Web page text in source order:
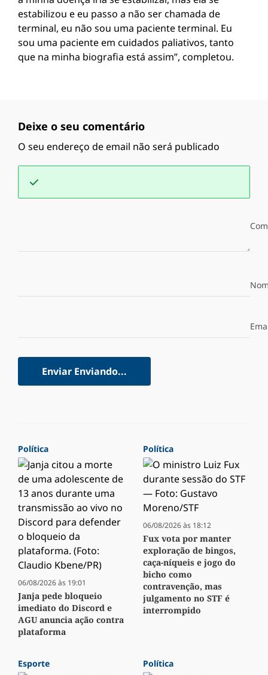
estabilizou e eu passo a não ser chamada de
terminal, eu não sou uma paciente terminal. Eu
sou uma paciente em cuidados paliativos, tanto
que na minha biografia está assim”, completou.
Deixe o seu comentário
O seu endereço de email não será publicado
Enviar Enviando...
Política
06/08/2026 às 19:01
Janja pede bloqueio
imediato do Discord e
AGU anuncia ação contra
plataforma
Política
06/08/2026 às 18:12
Fux vota por manter
exploração de bingos,
caça-níqueis e jogo do
bicho como
contravenção, mas
julgamento no STF é
interrompido
Esporte Política